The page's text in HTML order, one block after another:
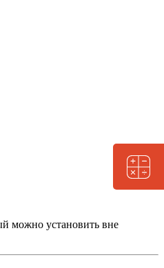
можно установить вне